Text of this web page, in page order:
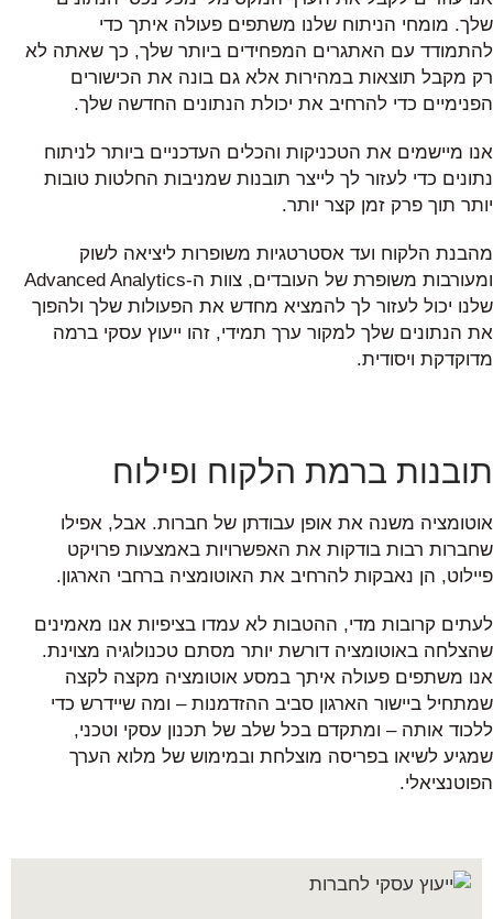
שלך. מומחי הניתוח שלנו משתפים פעולה איתך כדי
להתמודד עם האתגרים המפחידים ביותר שלך, כך שאתה לא
רק מקבל תוצאות במהירות אלא גם בונה את הכישורים
הפנימיים כדי להרחיב את יכולת הנתונים החדשה שלך.
אנו מיישמים את הטכניקות והכלים העדכניים ביותר לניתוח
נתונים כדי לעזור לך לייצר תובנות שמניבות החלטות טובות
יותר תוך פרק זמן קצר יותר.
מהבנת הלקוח ועד אסטרטגיות משופרות ליציאה לשוק
ומעורבות משופרת של העובדים, צוות ה-Advanced Analytics
שלנו יכול לעזור לך להמציא מחדש את הפעולות שלך ולהפוך
את הנתונים שלך למקור ערך תמידי, זהו ייעוץ עסקי ברמה
מדוקדקת ויסודית.
תובנות ברמת הלקוח ופילוח
אוטומציה משנה את אופן עבודתן של חברות. אבל, אפילו
שחברות רבות בודקות את האפשרויות באמצעות פרויקט
פיילוט, הן נאבקות להרחיב את האוטומציה ברחבי הארגון.
לעתים קרובות מדי, ההטבות לא עמדו בציפיות אנו מאמינים
שהצלחה באוטומציה דורשת יותר מסתם טכנולוגיה מצוינת.
אנו משתפים פעולה איתך במסע אוטומציה מקצה לקצה
שמתחיל ביישור הארגון סביב ההזדמנות – ומה שיידרש כדי
ללכוד אותה – ומתקדם בכל שלב של תכנון עסקי וטכני,
שמגיע לשיאו בפריסה מוצלחת ובמימוש של מלוא הערך
הפוטנציאלי.